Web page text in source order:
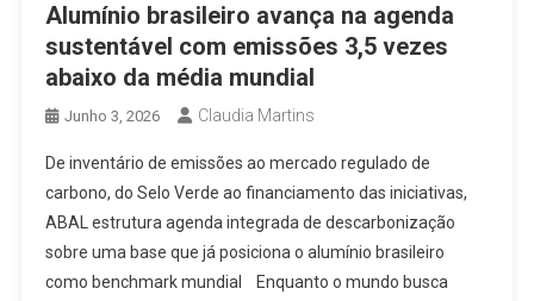
Alumínio brasileiro avança na agenda
sustentável com emissões 3,5 vezes
abaixo da média mundial
Junho 3, 2026 Claudia Martins
De inventário de emissões ao mercado regulado de
carbono, do Selo Verde ao financiamento das iniciativas,
ABAL estrutura agenda integrada de descarbonização
sobre uma base que já posiciona o alumínio brasileiro
como benchmark mundial Enquanto o mundo busca